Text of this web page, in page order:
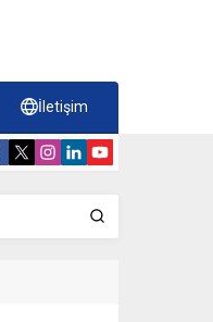
İletişim